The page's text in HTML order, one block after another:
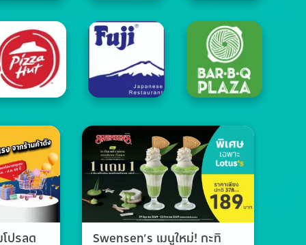
ปรลด
Swensen’s เมนูใหม่! กะทิ